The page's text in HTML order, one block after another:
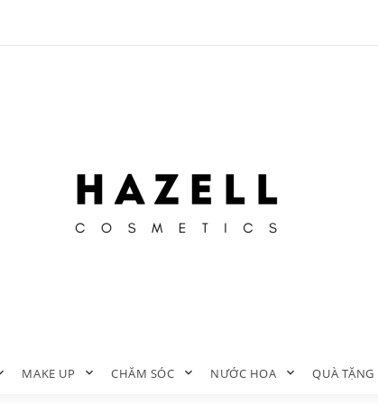
MAKE UP CHĂM SÓC NƯỚC HOA QUÀ TẶNG